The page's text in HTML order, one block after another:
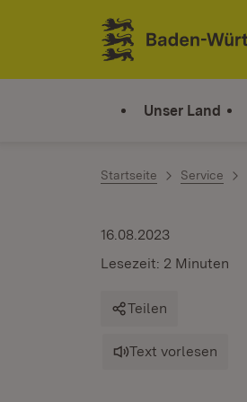
Zum Inhalt springen
Link zur Startseite
Unser Land
Startseite Service
16.08.2023
Lesezeit: 2 Minuten
Teilen
Text vorlesen